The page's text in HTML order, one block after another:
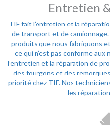
Entretien
TIF fait l’entretien et la
de transport et de
produits que nous fabriquons
ce qui n’est pas conforme
l’entretien et la réparation de
des fourgons et des
priorité chez TIF. Nos
les